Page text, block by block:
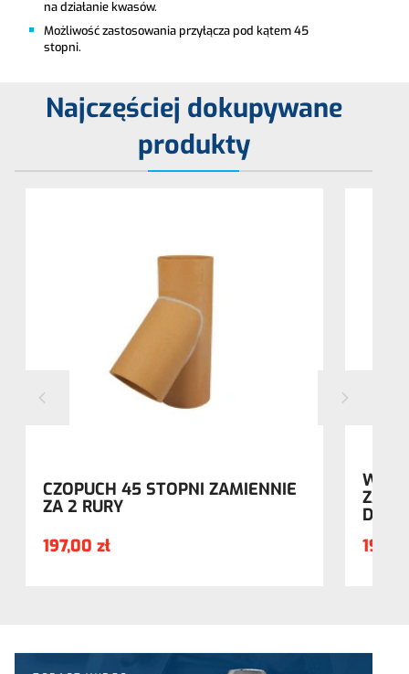
na działanie kwasów.
Możliwość zastosowania przyłącza pod kątem 45
stopni.
Najczęściej dokupywane
produkty
CZOPUCH 45 STOPNI ZAMIENNIE
ZA 2 RURY
197,00 zł